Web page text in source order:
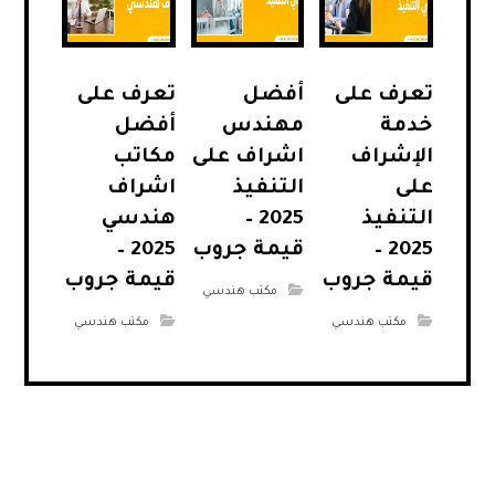
تعرف على
خدمة
الإشراف
على
التنفيذ
2025 –
قيمة جروب
مكتب هندسي
أفضل
مهندس
اشراف على
التنفيذ
2025 –
قيمة جروب
مكتب هندسي
تعرف على
أفضل
مكاتب
اشراف
هندسي
2025 –
قيمة جروب
مكتب هندسي